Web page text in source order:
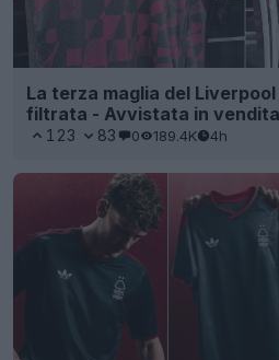
La terza maglia del
filtrata - Avvistata in vendita
123 83 0 189.4K 4h